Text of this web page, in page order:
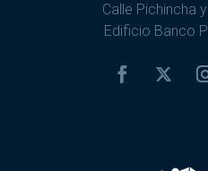
Calle Pichincha
Edificio Banco